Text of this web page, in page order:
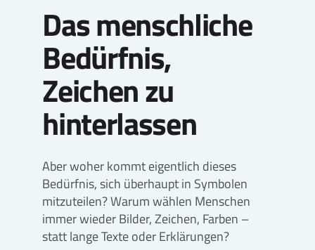
Das menschliche
Bedürfnis,
Zeichen zu
hinterlassen
Aber woher kommt eigentlich dieses
Bedürfnis, sich überhaupt in Symbolen
mitzuteilen? Warum wählen Menschen
immer wieder Bilder, Zeichen, Farben –
statt lange Texte oder Erklärungen?